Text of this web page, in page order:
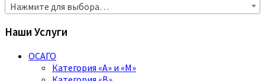
Нажмите для выбора…
Наши Услуги
ОСАГО
Категория «A» и «M»